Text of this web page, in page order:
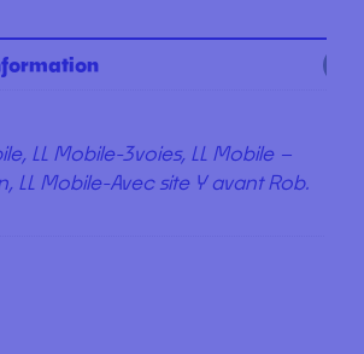
LL Mobile-3voies, LL Mobile –
LL Mobile-Avec site Y avant Rob.